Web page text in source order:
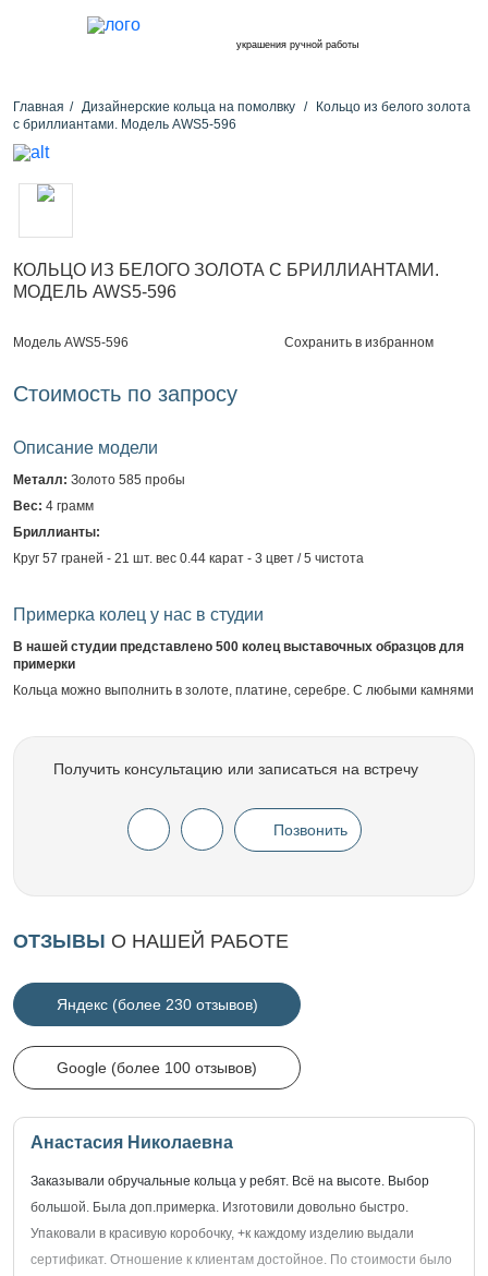
украшения ручной работы
Главная Дизайнерские кольца на помолвку
Кольцо из белого золота
с бриллиантами. Модель AWS5-596
КОЛЬЦО ИЗ БЕЛОГО ЗОЛОТА С БРИЛЛИАНТАМИ.
МОДЕЛЬ AWS5-596
Модель AWS5-596 Сохранить в избранном
Стоимость по запросу
Описание модели
Металл: Золото 585 пробы
Вес: 4 грамм
Бриллианты:
Круг 57 граней - 21 шт. вес 0.44 карат - 3 цвет / 5 чистота
Примерка колец у нас в студии
В нашей студии представлено 500 колец выставочных образцов для
примерки
Кольца можно выполнить в золоте, платине, серебре. С любыми камнями
Получить консультацию или записаться на встречу
Позвонить
ОТЗЫВЫ О НАШЕЙ РАБОТЕ
Яндекс (более 230 отзывов)
Google (более 100 отзывов)
Анастасия Николаевна
Заказывали обручальные кольца у ребят. Всё на высоте. Выбор
большой. Была доп.примерка. Изготовили довольно быстро.
Упаковали в красивую коробочку, +к каждому изделию выдали
сертификат. Отношение к клиентам достойное. По стоимости было